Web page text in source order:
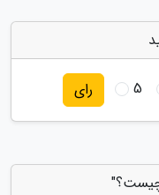
5 رای
چیست؟"